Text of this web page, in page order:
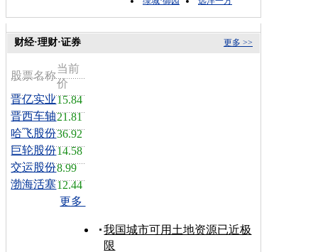
更多 >>
财经·理财·证券
股票名称
当前
价
晋亿实业15.84
晋西车轴21.81
哈飞股份36.92
巨轮股份14.58
交运股份8.99
渤海活塞12.44
更多
我国城市可用土地资源已近极
限